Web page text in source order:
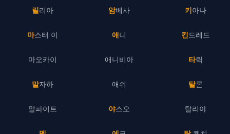
릴리아
마스터 이
마오카이
말자하
말파이트
암베사
애니
애니비아
애쉬
야스오
키아나
킨드레드
타릭
탈론
탈리야